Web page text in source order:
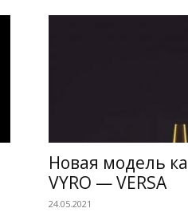
Новая модель
VYRO — VERSA
24.05.2021